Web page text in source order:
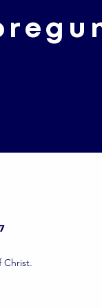
Christ.